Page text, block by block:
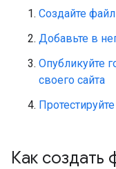
Создайте
Добавьте в
Опубликуйте
своего сайта
Как создать